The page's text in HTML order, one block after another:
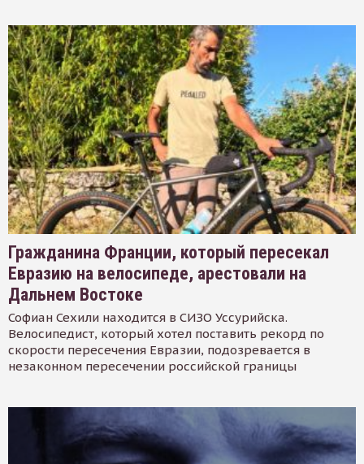
Гражданина Франции, который пересекал
Евразию на велосипеде, арестовали на
Дальнем Востоке
Софиан Сехили находится в СИЗО Уссурийска.
Велосипедист, который хотел поставить рекорд по
скорости пересечения Евразии, подозревается в
незаконном пересечении российской границы